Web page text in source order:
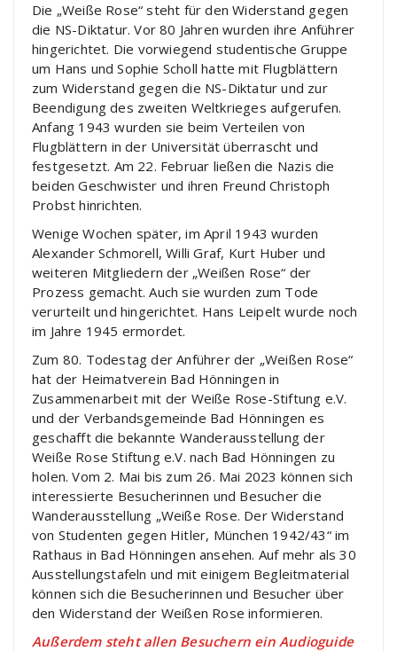
Die „Weiße Rose“ steht für den Widerstand gegen
die NS-Diktatur. Vor 80 Jahren wurden ihre Anführer
hingerichtet. Die vorwiegend studentische Gruppe
um Hans und Sophie Scholl hatte mit Flugblättern
zum Widerstand gegen die NS-Diktatur und zur
Beendigung des zweiten Weltkrieges aufgerufen.
Anfang 1943 wurden sie beim Verteilen von
Flugblättern in der Universität überrascht und
festgesetzt. Am 22. Februar ließen die Nazis die
beiden Geschwister und ihren Freund Christoph
Probst hinrichten.
Wenige Wochen später, im April 1943 wurden
Alexander Schmorell, Willi Graf, Kurt Huber und
weiteren Mitgliedern der „Weißen Rose“ der
Prozess gemacht. Auch sie wurden zum Tode
verurteilt und hingerichtet. Hans Leipelt wurde noch
im Jahre 1945 ermordet.
Zum 80. Todestag der Anführer der „Weißen Rose“
hat der Heimatverein Bad Hönningen in
Zusammenarbeit mit der Weiße Rose-Stiftung e.V.
und der Verbandsgemeinde Bad Hönningen es
geschafft die bekannte Wanderausstellung der
Weiße Rose Stiftung e.V. nach Bad Hönningen zu
holen. Vom 2. Mai bis zum 26. Mai 2023 können sich
interessierte Besucherinnen und Besucher die
Wanderausstellung „Weiße Rose. Der Widerstand
von Studenten gegen Hitler, München 1942/43“ im
Rathaus in Bad Hönningen ansehen. Auf mehr als 30
Ausstellungstafeln und mit einigem Begleitmaterial
können sich die Besucherinnen und Besucher über
den Widerstand der Weißen Rose informieren.
Außerdem steht allen Besuchern ein Audioguide